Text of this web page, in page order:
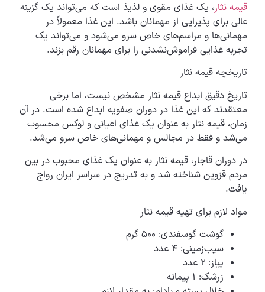
قیمه نثار، یک غذای مقوی و لذیذ است که می‌تواند یک گزینه
عالی برای پذیرایی از مهمانان باشد. این غذا معمولاً در
مهمانی‌ها و مراسم‌های خاص سرو می‌شود و می‌تواند یک
تجربه غذایی فراموش‌نشدنی را برای مهمانان رقم بزند.
تاریخچه قیمه نثار
تاریخ دقیق ابداع قیمه نثار مشخص نیست، اما برخی
معتقدند که این غذا در دوران صفویه ابداع شده است. در آن
زمان، قیمه نثار به عنوان یک غذای اعیانی و لوکس محسوب
می‌شد و فقط در مجالس و مهمانی‌های خاص سرو می‌شد.
در دوران قاجار، قیمه نثار به عنوان یک غذای محبوب در بین
مردم قزوین شناخته شد و به تدریج در سراسر ایران رواج
یافت.
مواد لازم برای تهیه قیمه نثار
گوشت گوسفندی: ۵۰۰ گرم
سیب‌زمینی: ۴ عدد
پیاز: ۲ عدد
زرشک: ۱ پیمانه